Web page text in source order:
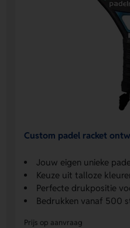
Custom padel racket
Jouw eigen unieke
Keuze uit talloze
Perfecte drukpositie
Bedrukken vanaf 500
Prijs op aanvraag